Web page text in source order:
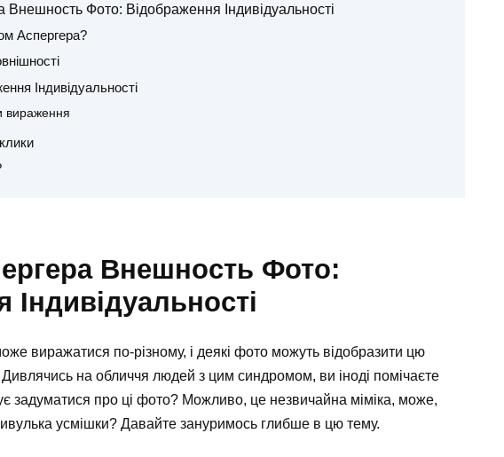
Фото: Відображення Індивідуальності
Аспергера?
Індивідуальності
вираження
Внешность Фото:
Індивідуальності
виражатися по-різному, і деякі фото можуть відобразити цю
Дивлячись на обличчя людей з цим синдромом, ви іноді помічаєте
задуматися про ці фото? Можливо, це незвичайна міміка, може,
усмішки? Давайте зануримось глибше в цю тему.